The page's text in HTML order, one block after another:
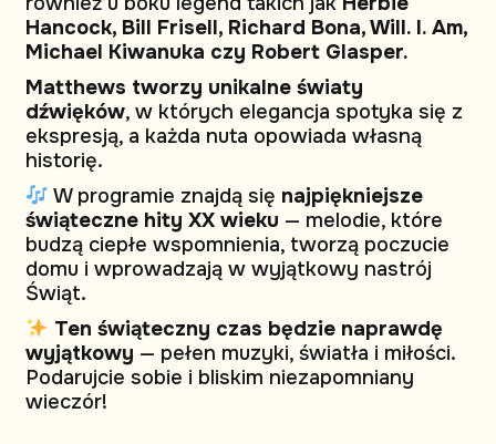
Hancock, Bill Frisell, Richard Bona, Will. I. Am,
Michael Kiwanuka czy Robert Glasper.
Matthews tworzy unikalne światy
dźwięków, w których elegancja spotyka się z
ekspresją, a każda nuta opowiada własną
historię.
W programie znajdą się najpiękniejsze
świąteczne hity XX wieku — melodie, które
budzą ciepłe wspomnienia, tworzą poczucie
domu i wprowadzają w wyjątkowy nastrój
Świąt.
Ten świąteczny czas będzie naprawdę
wyjątkowy — pełen muzyki, światła i miłości.
Podarujcie sobie i bliskim niezapomniany
wieczór!